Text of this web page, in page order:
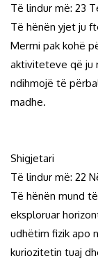
Të lindur më: 23
Të hënën yjet ju
Merrni pak kohë
aktiviteteve që ju
ndihmojë të
madhe.
Shigjetari
Të lindur më: 22
Të hënën mund
eksploruar
udhëtim fizik apo
kuriozitetin tuaj